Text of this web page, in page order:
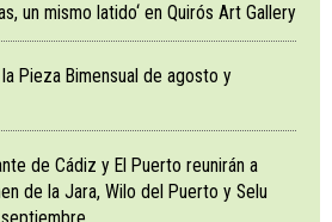
un mismo latido‘ en Quirós Art Gallery
Pieza Bimensual de agosto y
de Cádiz y El Puerto reunirán a
de la Jara, Wilo del Puerto y Selu